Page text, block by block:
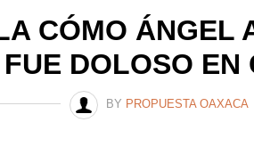
CÓMO ÁNGEL
DOLOSO EN
BY PROPUESTA OAXACA